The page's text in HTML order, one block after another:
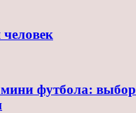
человек
футбола: